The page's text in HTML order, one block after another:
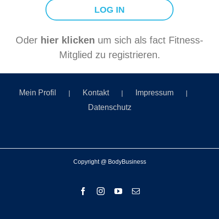
Oder hier klicken um sich als fact Fitness-
Mitglied zu registrieren.
Mein Profil Kontakt
Impressum
Datenschutz
Copyright @ BodyBusiness
FacebookInstagramYouTube
E-